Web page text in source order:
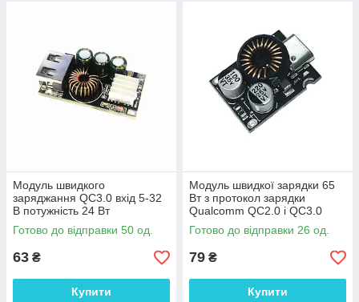
Модуль швидкого
заряджання QC3.0 вхід 5-32
В потужність 24 Вт
Готово до відправки 50 од.
63 ₴
Купити
Модуль швидкої зарядки 65
Вт з протокол зарядки
Qualcomm QC2.0 і QC3.0
FCP SCP AFC PD3.0
Готово до відправки 26 од.
79 ₴
Купити